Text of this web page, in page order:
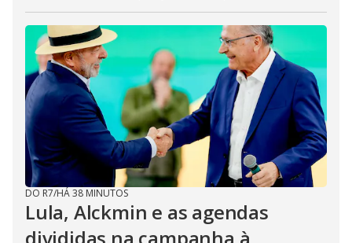
DO R7/HÁ 38 MINUTOS
Lula, Alckmin e as agendas
divididas na campanha à